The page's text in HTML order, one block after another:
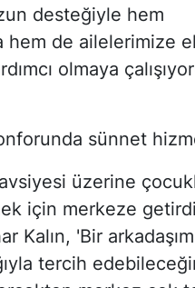
desteğiyle hem
hem de ailelerimize
olmaya
sünnet
üzerine
için merkeze
Kalın, 'Bir
tercih